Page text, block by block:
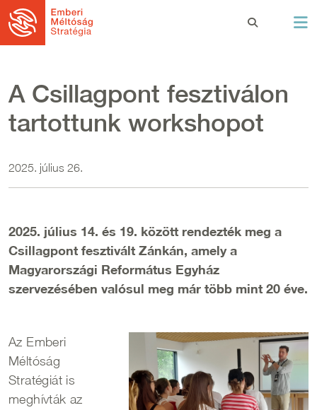
Ugrás a tartalomra
A Csillagpont fesztiválon
tartottunk workshopot
2025. július 26.
2025. július 14. és 19. között rendezték meg a
Csillagpont fesztivált Zánkán, amely a
Magyarországi Református Egyház
szervezésében valósul meg már több mint 20 éve.
Az Emberi
Méltóság
Stratégiát is
meghívták az